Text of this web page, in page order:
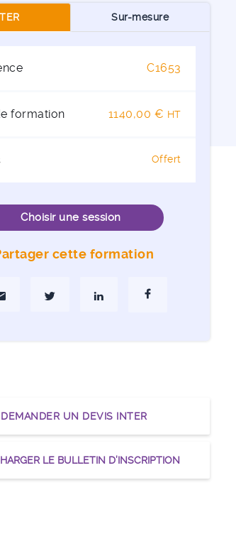
Sur-mesure
C1653
formation 1140,00 € HT
Offert
Choisir une session
cette formation
Partager par MailPartager sur TwitterPartager sur Linkedin
DEMANDER UN DEVIS INTER
LE BULLETIN D’INSCRIPTION